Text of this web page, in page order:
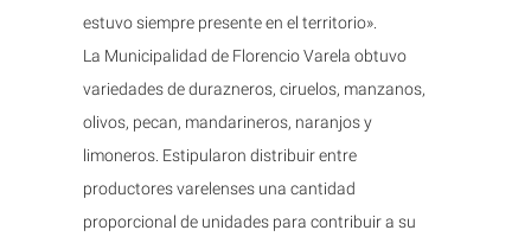
estuvo siempre presente en el territorio».
La Municipalidad de Florencio Varela obtuvo
variedades de durazneros, ciruelos, manzanos,
olivos, pecan, mandarineros, naranjos y
limoneros. Estipularon distribuir entre
productores varelenses una cantidad
proporcional de unidades para contribuir a su